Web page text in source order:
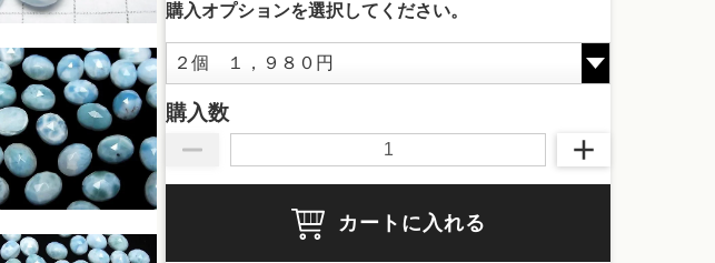
購入オプションを選択してください。
購入数
カートに入れる